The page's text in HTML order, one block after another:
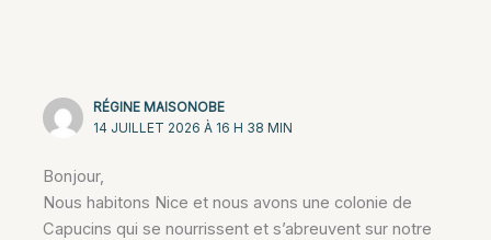
RÉGINE MAISONOBE
14 JUILLET 2026 À 16 H 38 MIN
Bonjour,
Nous habitons Nice et nous avons une colonie de
Capucins qui se nourrissent et s’abreuvent sur notre